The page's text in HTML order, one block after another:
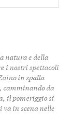
natura e della
i nostri spettacoli
in spalla
camminando da
il pomeriggio si
va in scena nelle